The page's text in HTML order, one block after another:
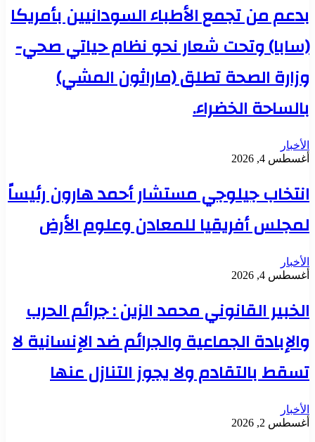
بدعم من تجمع الأطباء السودانيين بأمريكا
(سابا) وتحت شعار نحو نظام حياتي صحي-
وزارة الصحة تطلق (ماراثون المشي)
بالساحة الخضراء.
الأخبار
أغسطس 4, 2026
انتخاب جيلوجي مستشار أحمد هارون رئيساً
لمجلس أفريقيا للمعادن وعلوم الأرض
الأخبار
أغسطس 4, 2026
الخبير القانوني محمد الزين : جرائم الحرب
والإبادة الجماعية والجرائم ضد الإنسانية لا
تسقط بالتقادم ولا يجوز التنازل عنها
الأخبار
أغسطس 2, 2026